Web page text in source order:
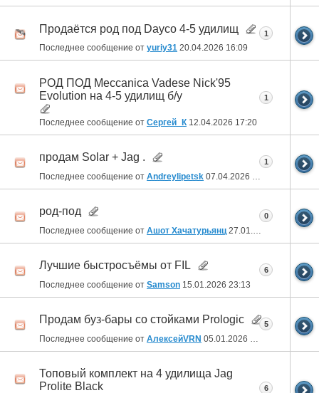
Продаётся род под Dayco 4-5 удилищ
Последнее сообщение от yuriy31 20.04.2026 16:09
1
РОД ПОД Meccanica Vadese Nick'95
Evolution на 4-5 удилищ б/у
Последнее сообщение от Сергей_К 12.04.2026 17:20
1
продам Solar + Jag .
Последнее сообщение от Andreylipetsk 07.04.2026
1
род-под
Последнее сообщение от Ашот Хачатурьянц 27.01.2026
0
Лучшие быстросъёмы от FIL
Последнее сообщение от Samson 15.01.2026 23:13
6
Продам буз-бары со стойками Prologic
Последнее сообщение от АлексейVRN 05.01.2026
5
Топовый комплект на 4 удилища Jag
Prolite Black
6